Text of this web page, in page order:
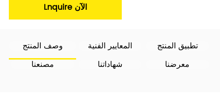
Lnquire الآن
وصف المنتج المعايير الفنية
تطبيق المنتج
مصنعنا
شهاداتنا معرضنا